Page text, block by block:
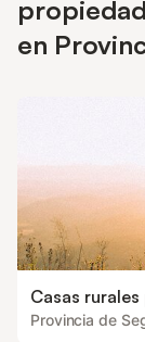
en
Casas
Provincia de